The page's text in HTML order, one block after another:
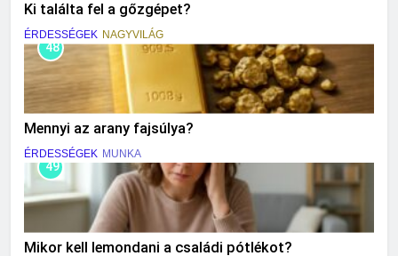
Ki találta fel a gőzgépet?
ÉRDESSÉGEK NAGYVILÁG
48
Mennyi az arany fajsúlya?
ÉRDESSÉGEK MUNKA
49
Mikor kell lemondani a családi pótlékot?